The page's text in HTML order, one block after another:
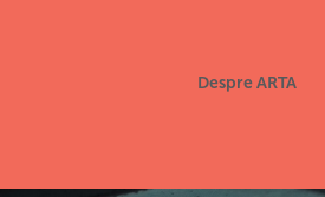
Despre ARTA